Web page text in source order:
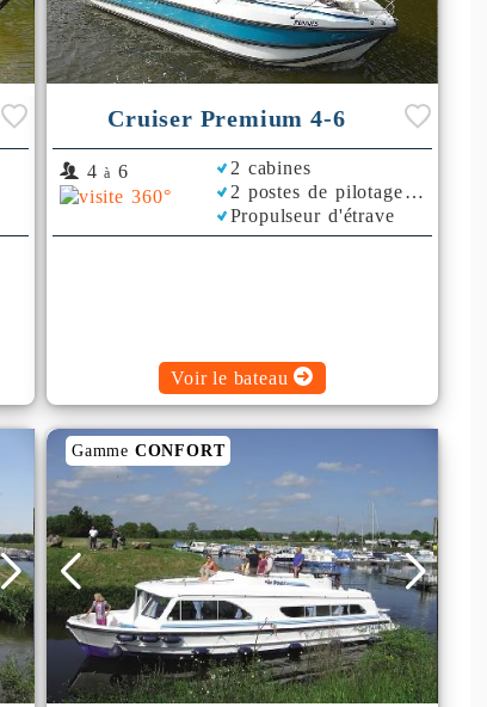
Cruiser Premium 4-6
4 à 6
2 cabines
2 postes de pilotage
Propulseur d'étrave
Voir le bateau
Gamme CONFORT